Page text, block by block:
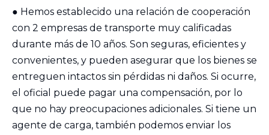
● Hemos establecido una relación de cooperación
con 2 empresas de transporte muy calificadas
durante más de 10 años. Son seguras, eficientes y
convenientes, y pueden asegurar que los bienes se
entreguen intactos sin pérdidas ni daños. Si ocurre,
el oficial puede pagar una compensación, por lo
que no hay preocupaciones adicionales. Si tiene un
agente de carga, también podemos enviar los